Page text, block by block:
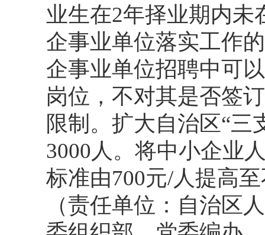
业生在2年择业期内未
企事业单位落实工作
企事业单位招聘中可
岗位，不对其是否签
限制。扩大自治区“三
3000人。将中小企业
标准由700元/人提高
（责任单位：自治区